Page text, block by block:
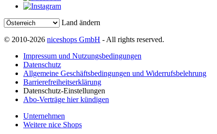
Land ändern
© 2010-2026 niceshops GmbH - All rights reserved.
Impressum und Nutzungsbedingungen
Datenschutz
Allgemeine Geschäftsbedingungen und Widerrufsbelehrung
Barrierefreiheitserklärung
Datenschutz-Einstellungen
Abo-Verträge hier kündigen
Unternehmen
Weitere nice Shops